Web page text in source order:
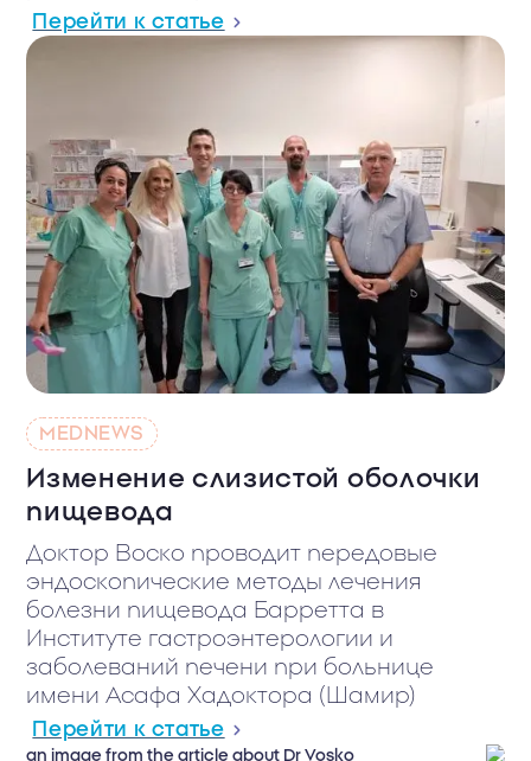
Перейти к статье
MEDNEWS
Изменение слизистой оболочки
пищевода
Доктор Воско проводит передовые
эндоскопические методы лечения
болезни пищевода Барретта в
Институте гастроэнтерологии и
заболеваний печени при больнице
имени Асафа Хадоктора (Шамир)
Перейти к статье